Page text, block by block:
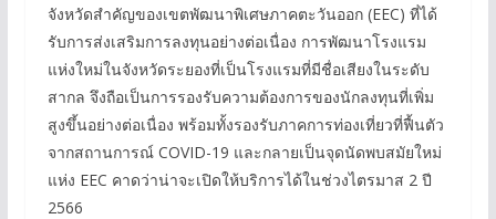
จังหวัดสำคัญของเขตพัฒนาพิเศษภาคตะวันออก (EEC) ที่ได้
รับการส่งเสริมการลงทุนอย่างต่อเนื่อง การพัฒนาโรงแรม
แห่งใหม่ในจังหวัดระยองที่เป็นโรงแรมที่มีชื่อเสียงในระดับ
สากล จึงถือเป็นการรองรับความต้องการของนักลงทุนที่เพิ่ม
สูงขึ้นอย่างต่อเนื่อง พร้อมทั้งรองรับภาคการท่องเที่ยวที่ฟื้นตัว
จากสถานการณ์ COVID-19 และกลายเป็นจุดนัดพบสมัยใหม่
แห่ง EEC คาดว่าน่าจะเปิดให้บริการได้ในช่วงไตรมาส 2 ปี
2566